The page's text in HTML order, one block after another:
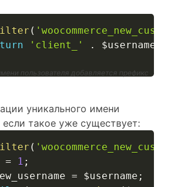
(
'client_' . $username
пользователя добавляется префикс
уникального имени
если такое уже существует:
(
= 1 ;
= $username ;